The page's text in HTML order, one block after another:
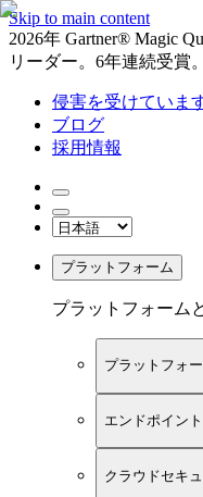
Skip to main content
2026年 Gartner® Magic
リーダー。6年連続受賞。
侵害を受けていま
ブログ
採用情報
プラットフォーム
プラットフォーム
プラットフォ
エンドポイン
クラウドセキ